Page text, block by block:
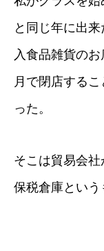
と同じ年に出来
入食品雑貨のお
月で閉店するこ
った。
そこは貿易会社
保税倉庫という